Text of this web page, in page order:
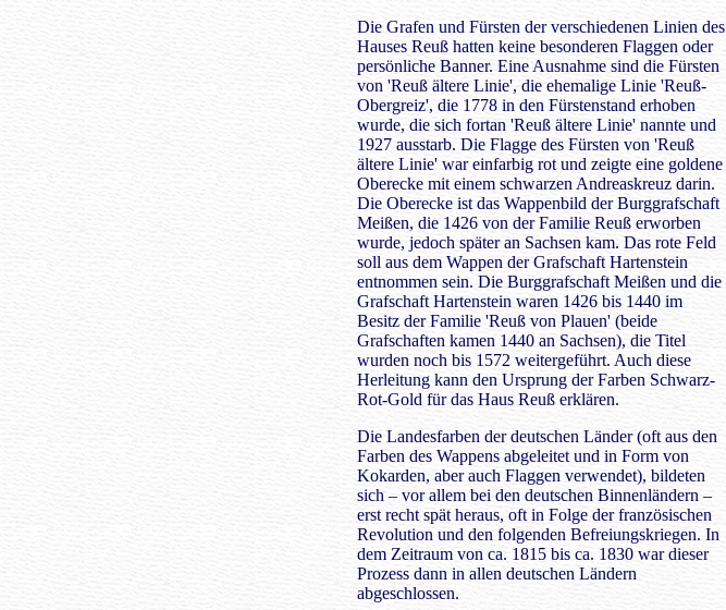
Die Grafen und Fürsten der verschiedenen Linien des
Hauses Reuß hatten keine besonderen Flaggen oder
persönliche Banner. Eine Ausnahme sind die Fürsten
von 'Reuß ältere Linie', die ehemalige Linie 'Reuß-
Obergreiz', die 1778 in den Fürstenstand erhoben
wurde, die sich fortan 'Reuß ältere Linie' nannte und
1927 ausstarb. Die Flagge des Fürsten von 'Reuß
ältere Linie' war einfarbig rot und zeigte eine goldene
Oberecke mit einem schwarzen Andreaskreuz darin.
Die Oberecke ist das Wappenbild der Burggrafschaft
Meißen, die 1426 von der Familie Reuß erworben
wurde, jedoch später an Sachsen kam. Das rote Feld
soll aus dem Wappen der Grafschaft Hartenstein
entnommen sein. Die Burggrafschaft Meißen und die
Grafschaft Hartenstein waren 1426 bis 1440 im
Besitz der Familie 'Reuß von Plauen' (beide
Grafschaften kamen 1440 an Sachsen), die Titel
wurden noch bis 1572 weitergeführt. Auch diese
Herleitung kann den Ursprung der Farben Schwarz-
Rot-Gold für das Haus Reuß erklären.
Die Landesfarben der deutschen Länder (oft aus den
Farben des Wappens abgeleitet und in Form von
Kokarden, aber auch Flaggen verwendet), bildeten
sich – vor allem bei den deutschen Binnenländern –
erst recht spät heraus, oft in Folge der französischen
Revolution und den folgenden Befreiungskriegen. In
dem Zeitraum von ca. 1815 bis ca. 1830 war dieser
Prozess dann in allen deutschen Ländern
abgeschlossen.